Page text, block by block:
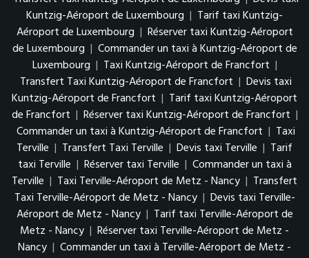
Kuntzig-Aéroport de Luxembourg | Tarif taxi Kuntzig-
Aéroport de Luxembourg | Réserver taxi Kuntzig-Aéroport
de Luxembourg | Commander un taxi à Kuntzig-Aéroport de
Luxembourg | Taxi Kuntzig-Aéroport de Francfort |
Transfert Taxi Kuntzig-Aéroport de Francfort | Devis taxi
Kuntzig-Aéroport de Francfort | Tarif taxi Kuntzig-Aéroport
de Francfort | Réserver taxi Kuntzig-Aéroport de Francfort |
Commander un taxi à Kuntzig-Aéroport de Francfort | Taxi
Terville | Transfert Taxi Terville | Devis taxi Terville | Tarif
taxi Terville | Réserver taxi Terville | Commander un taxi à
Terville | Taxi Terville-Aéroport de Metz - Nancy | Transfert
Taxi Terville-Aéroport de Metz - Nancy | Devis taxi Terville-
Aéroport de Metz - Nancy | Tarif taxi Terville-Aéroport de
Metz - Nancy | Réserver taxi Terville-Aéroport de Metz -
Nancy | Commander un taxi à Terville-Aéroport de Metz -